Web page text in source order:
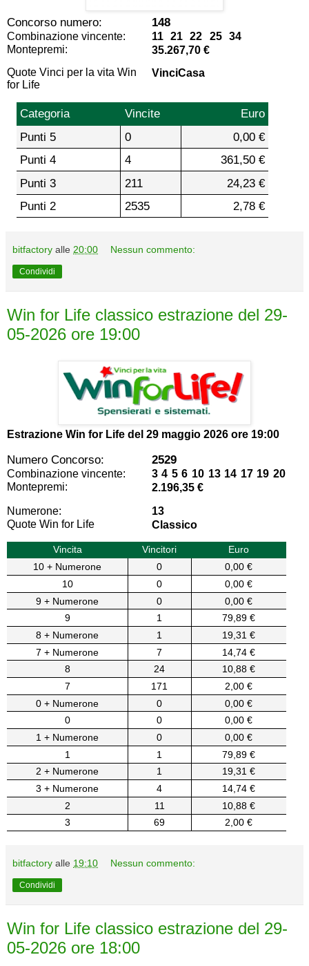
Concorso numero: 148
Combinazione vincente:
11 21 22 25 34
Montepremi:
35.267,70 €
Quote Vinci per la vita Win
for Life
VinciCasa
Categoria Vincite
Euro
Punti 5
0
0,00 €
Punti 4
4
361,50 €
Punti 3
211
24,23 €
Punti 2
2535 2,78 €
bitfactory alle 20:00 Nessun commento:
Condividi
Win for Life classico estrazione del 29-
05-2026 ore 19:00
Estrazione Win for Life del 29 maggio 2026 ore 19:00
Numero Concorso: 2529
Combinazione vincente:
3 4 5 6 10 13 14 17 19 20
Montepremi:
2.196,35 €
Numerone:
13
Quote Win for Life
Classico
Vincita Vincitori
Euro
10 + Numerone
0
0,00 €
10
0
0,00 €
9 + Numerone
0
0,00 €
9
1
79,89 €
8 + Numerone
1
19,31 €
7 + Numerone
7
14,74 €
8
24
10,88 €
7
171
2,00 €
0 + Numerone
0
0,00 €
0
0
0,00 €
1 + Numerone
0
0,00 €
1
1
79,89 €
2 + Numerone
1
19,31 €
3 + Numerone
4
14,74 €
2
11
10,88 €
3
69 2,00 €
bitfactory alle 19:10 Nessun commento:
Condividi
Win for Life classico estrazione del 29-
05-2026 ore 18:00